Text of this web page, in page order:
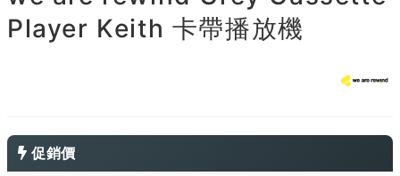
Player Keith 卡帶播放機
促銷價